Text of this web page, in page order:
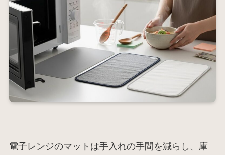
電子レンジのマットは手入れの手間を減らし、庫